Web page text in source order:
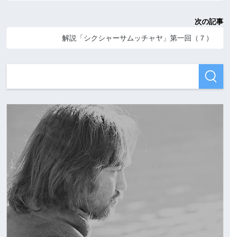
次の記事
解説「シクシャーサムッチャヤ」第一回（７）